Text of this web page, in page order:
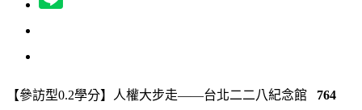
764
【參訪型0.2學分】人權大步走——台北二二八紀念館